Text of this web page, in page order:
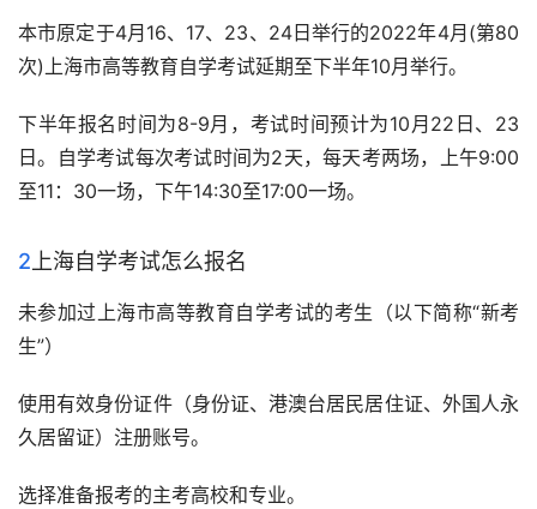
本市原定于4月16、17、23、24日举行的2022年4月(第80
次)上海市高等教育自学考试延期至下半年10月举行。
下半年报名时间为8-9月，考试时间预计为10月22日、23
日。自学考试每次考试时间为2天，每天考两场，上午9:00
至11：30一场，下午14:30至17:00一场。
2上海自学考试怎么报名
未参加过上海市高等教育自学考试的考生（以下简称“新考
生”）
使用有效身份证件（身份证、港澳台居民居住证、外国人永
久居留证）注册账号。
选择准备报考的主考高校和专业。